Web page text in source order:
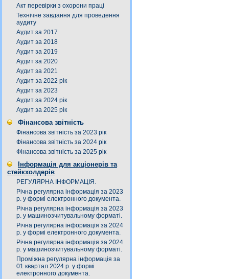
Акт перевірки з охорони праці
Технічне завдання для проведення
аудиту
Аудит за 2017
Аудит за 2018
Аудит за 2019
Аудит за 2020
Аудит за 2021
Аудит за 2022 рік
Аудит за 2023
Аудит за 2024 рік
Аудит за 2025 рік
Фінансова звітність
Фінансова звітність за 2023 рік
Фінансова звітність за 2024 рік
Фінансова звітність за 2025 рік
Інформація для акціонерів та
стейкхолдерів
РЕГУЛЯРНА ІНФОРМАЦІЯ.
Річна регулярна інформація за 2023
р. у формі електронного документа.
Річна регулярна інформація за 2023
р. у машинозчитувальному форматі.
Річна регулярна інформація за 2024
р. у формі електронного документа.
Річна регулярна інформація за 2024
р. у машинозчитувальному форматі.
Проміжна регулярна інформація за
01 квартал 2024 р. у формі
електронного документа.